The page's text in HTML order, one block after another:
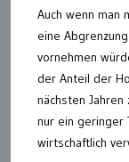
Auch wenn man
eine
vornehmen
der Anteil der
nächsten
nur ein geringer
wirtschaftlich